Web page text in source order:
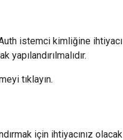
istemci kimliğine ihtiyacı
yapılandırılmalıdır.
tıklayın.
için ihtiyacınız olacak